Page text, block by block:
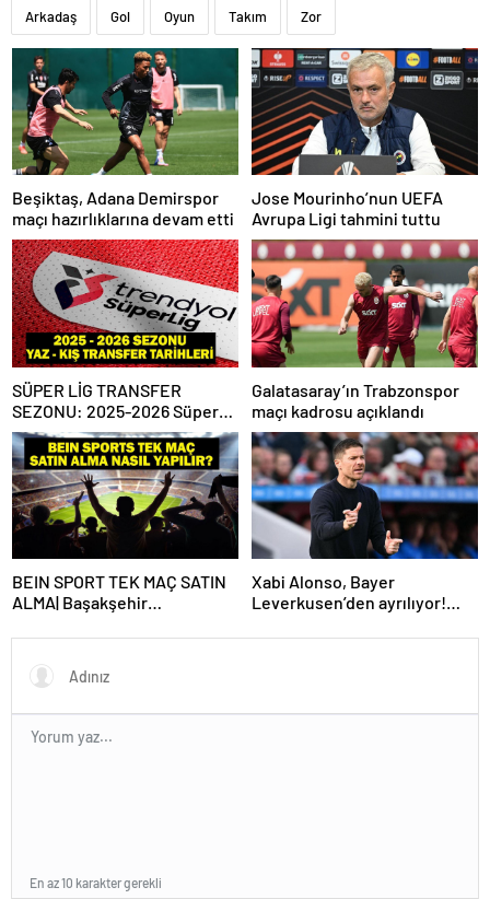
Arkadaş Gol Oyun Takım Zor
Beşiktaş, Adana Demirspor
maçı hazırlıklarına devam etti
Jose Mourinho’nun UEFA
Avrupa Ligi tahmini tuttu
SÜPER LİG TRANSFER
SEZONU: 2025-2026 Süper
Lig Yaz Transfer Sezonu Ne
Zaman Başlayacak? Kış
Transfer Sezonu Ne Zaman
Başlayacak? TFF Açıkladı!
Galatasaray’ın Trabzonspor
maçı kadrosu açıklandı
BEIN SPORT TEK MAÇ SATIN
ALMA| Başakşehir
tek maç satın alma nasıl
yapılır?
Xabi Alonso, Bayer
Leverkusen’den ayrılıyor!
En az 10 karakter gerekli